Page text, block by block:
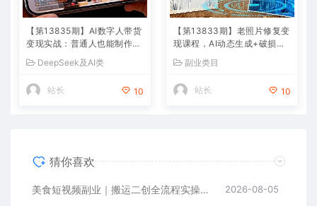
【第13835期】AI数字人带货
变现实战：普通人也能制作数
0+
DeepSeek及AI类
站长 10
【第13833期】老照片修复变
现课程，AI动态生成+破损修
收入2w+
副业类目
站长 10
猜你喜欢
美食短视频副业｜搬运二创全流程实操教学，轻资产入局赛道，掌握账号起号与带货实操方法 2026-08-05